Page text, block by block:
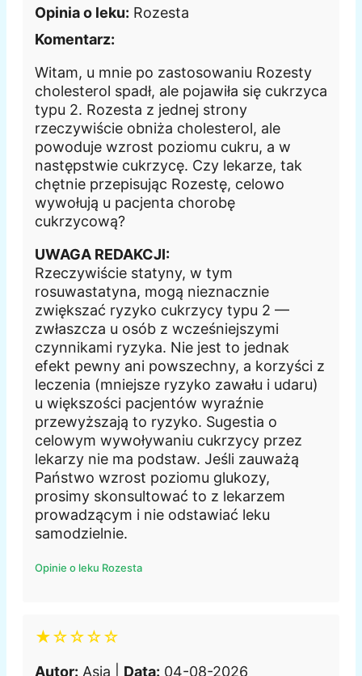
Opinia o leku: Rozesta
Komentarz:
Witam, u mnie po zastosowaniu Rozesty
cholesterol spadł, ale pojawiła się cukrzyca
typu 2. Rozesta z jednej strony
rzeczywiście obniża cholesterol, ale
powoduje wzrost poziomu cukru, a w
następstwie cukrzycę. Czy lekarze, tak
chętnie przepisując Rozestę, celowo
wywołują u pacjenta chorobę
cukrzycową?
UWAGA REDAKCJI:
Rzeczywiście statyny, w tym
rosuwastatyna, mogą nieznacznie
zwiększać ryzyko cukrzycy typu 2 —
zwłaszcza u osób z wcześniejszymi
czynnikami ryzyka. Nie jest to jednak
efekt pewny ani powszechny, a korzyści z
leczenia (mniejsze ryzyko zawału i udaru)
u większości pacjentów wyraźnie
przewyższają to ryzyko. Sugestia o
celowym wywoływaniu cukrzycy przez
lekarzy nie ma podstaw. Jeśli zauważą
Państwo wzrost poziomu glukozy,
prosimy skonsultować to z lekarzem
prowadzącym i nie odstawiać leku
samodzielnie.
Opinie o leku Rozesta
★☆☆☆☆
Autor: Asia | Data: 04-08-2026